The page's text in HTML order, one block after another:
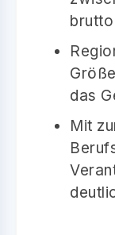
das
Mit